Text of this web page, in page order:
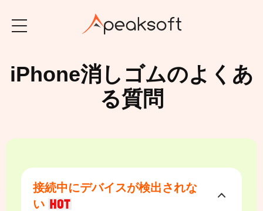
iPhone消しゴムのよくあ
る質問
接続中にデバイスが検出されな
い